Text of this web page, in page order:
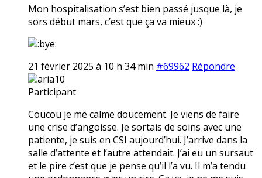
Mon hospitalisation s’est bien passé jusque là, je
sors début mars, c’est que ça va mieux :)
21 février 2025 à 10 h 34 min #69962 Répondre
aria10
Participant
Coucou je me calme doucement. Je viens de faire
une crise d’angoisse. Je sortais de soins avec une
patiente, je suis en CSI aujourd’hui. J’arrive dans la
salle d’attente et l’autre attendait. J’ai eu un sursaut
et le pire c’est que je pense qu’il l’a vu. Il m’a tendu